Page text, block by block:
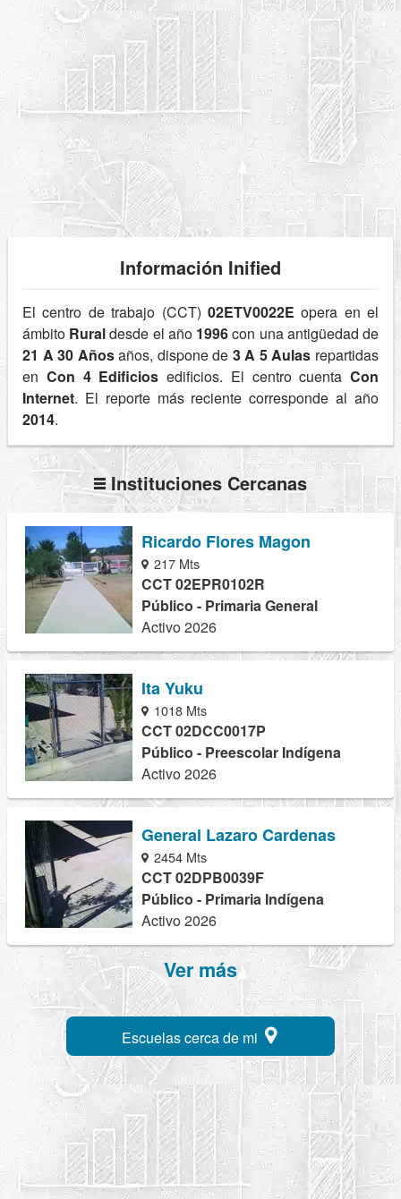
Información Inified
El centro de trabajo (CCT) 02ETV0022E opera en el
ámbito Ruraldesde el año 1996con una antigüedad de
21 A 30 Añosaños, dispone de 3 A 5 Aulas repartidas
en Con 4 Edificios edificios. El centro cuenta Con
Internet. El reporte más reciente corresponde al año
2014.
Instituciones Cercanas
Ricardo Flores Magon
217 Mts
CCT 02EPR0102R
Público - Primaria General
Activo 2026
Ita Yuku
1018 Mts
CCT 02DCC0017P
Público - Preescolar Indígena
Activo 2026
General Lazaro Cardenas
2454 Mts
CCT 02DPB0039F
Público - Primaria Indígena
Activo 2026
Ver más
Escuelas cerca de mi